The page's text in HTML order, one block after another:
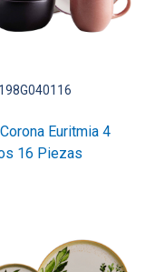
Euritmia 4
16 Piezas